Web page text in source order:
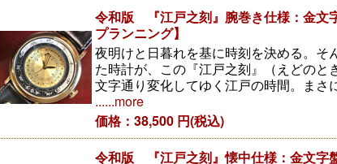
令和版 『江戸之刻』腕巻き仕様：金
プランニング】
夜明けと日暮れを基に時刻を決める。そ
た時計が、この『江戸之刻』（えどのと
文字通り変化してゆく江戸の時間。まさ
......more
価格：38,500 円(税込)
令和版 『江戸之刻』懐中仕様：金文